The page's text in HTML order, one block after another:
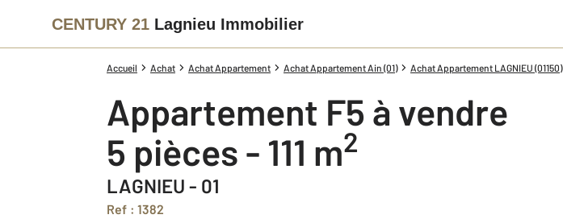
CENTURY 21 Lagnieu Immobilier
Accueil Achat Achat Appartement Achat Appartement Ain (01) Achat Appartement LAGNIEU (01150)
Appartement F5 à vendre
5 pièces - 111 m2
LAGNIEU - 01
Ref : 1382